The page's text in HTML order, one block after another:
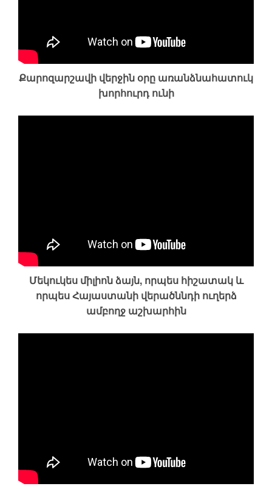
Քարոզարշավի վերջին օրը առանձնահատուկ
խորհուրդ ունի
Մեկուկես միլիոն ձայն, որպես հիշատակ և
որպես Հայաստանի վերածննդի ուղերձ
ամբողջ աշխարհին